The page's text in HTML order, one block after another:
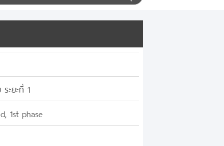
ะยะที่ 1
1st phase